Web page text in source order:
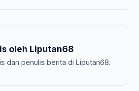
oleh Liputan68
dan penulis berita di Liputan68.